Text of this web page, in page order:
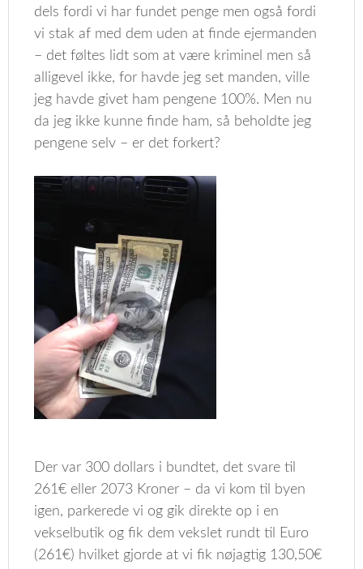
dels fordi vi har fundet penge men også fordi
vi stak af med dem uden at finde ejermanden
– det føltes lidt som at være kriminel men så
alligevel ikke, for havde jeg set manden, ville
jeg havde givet ham pengene 100%. Men nu
da jeg ikke kunne finde ham, så beholdte jeg
pengene selv – er det forkert?
Der var 300 dollars i bundtet, det svare til
261€ eller 2073 Kroner – da vi kom til byen
igen, parkerede vi og gik direkte op i en
vekselbutik og fik dem vekslet rundt til Euro
(261€) hvilket gjorde at vi fik nøjagtig 130,50€